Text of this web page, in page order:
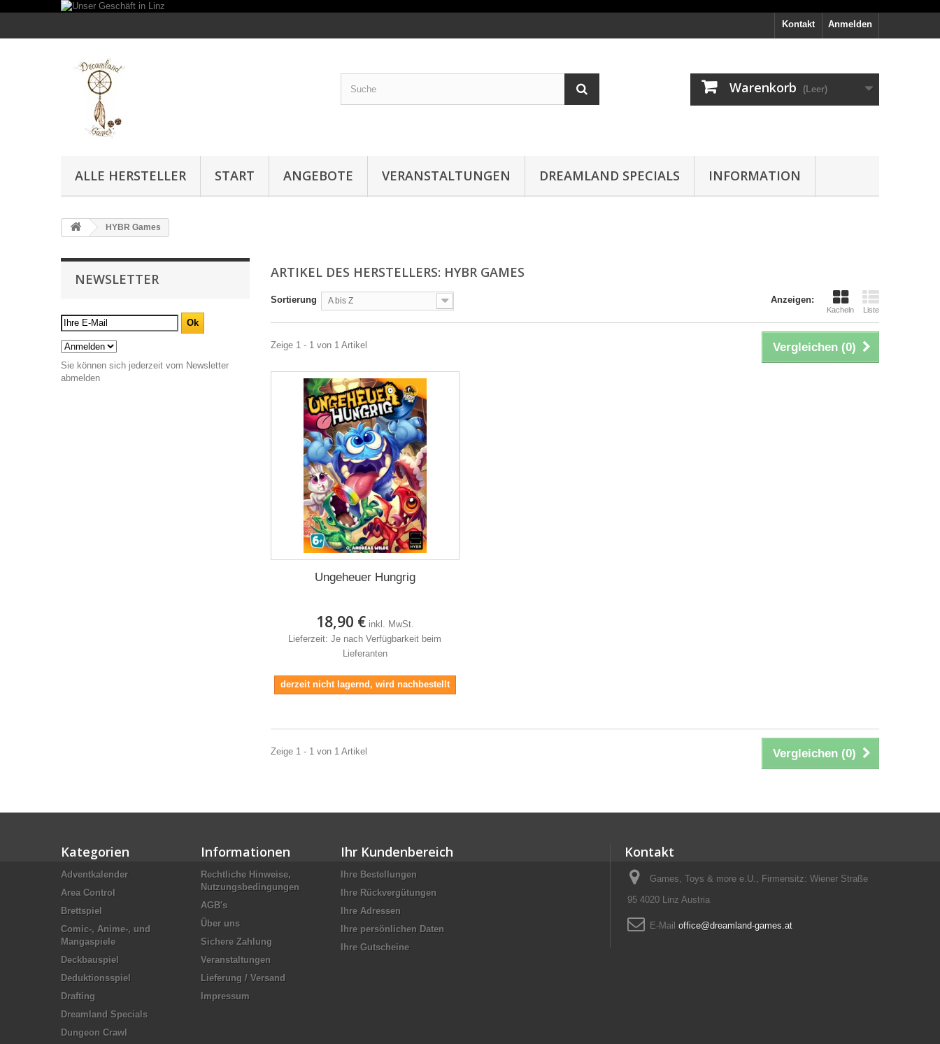
Anmelden
Kontakt
Warenkorb (Leer)
ALLE HERSTELLER START ANGEBOTE VERANSTALTUNGEN DREAMLAND SPECIALS INFORMATION
HYBR Games
NEWSLETTER
Sie können sich jederzeit vom Newsletter
abmelden
ARTIKEL DES HERSTELLERS: HYBR GAMES
Anzeigen:
Kacheln Liste
Sortierung A bis Z
Vergleichen (0)
Zeige 1 - 1 von 1 Artikel
Ungeheuer Hungrig
18,90 € inkl. MwSt.
Lieferzeit: Je nach Verfügbarkeit beim
Lieferanten
derzeit nicht lagernd, wird nachbestellt
Vergleichen (0)
Zeige 1 - 1 von 1 Artikel
Kategorien
Adventkalender
Area Control
Brettspiel
Comic-, Anime-, und
Mangaspiele
Deckbauspiel
Deduktionsspiel
Drafting
Dreamland Specials
Dungeon Crawl
Informationen
Rechtliche Hinweise,
Nutzungsbedingungen
AGB's
Über uns
Sichere Zahlung
Veranstaltungen
Lieferung / Versand
Impressum
Ihr Kundenbereich
Ihre Bestellungen
Ihre Rückvergütungen
Ihre Adressen
Ihre persönlichen Daten
Ihre Gutscheine
Kontakt
Games, Toys & more e.U., Firmensitz: Wiener Straße
95 4020 Linz Austria
E-Mail office@dreamland-games.at